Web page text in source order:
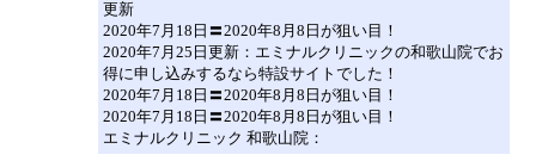
更新
2020年7月18日〓2020年8月8日が狙い目！
2020年7月25日更新：エミナルクリニックの和歌山院でお
得に申し込みするなら特設サイトでした！
2020年7月18日〓2020年8月8日が狙い目！
2020年7月18日〓2020年8月8日が狙い目！
エミナルクリニック 和歌山院：